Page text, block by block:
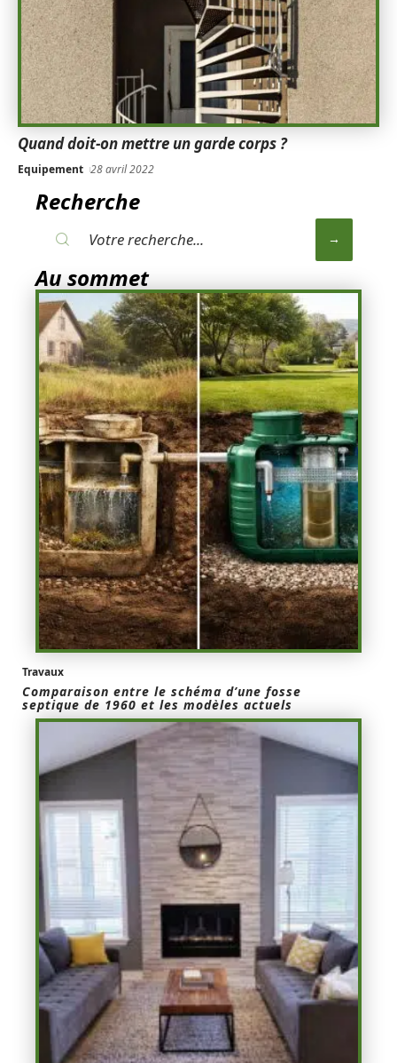
Quand doit-on mettre un garde corps ?
Equipement 28 avril 2022
Recherche
Au sommet
Travaux
Comparaison entre le schéma d’une fosse
septique de 1960 et les modèles actuels